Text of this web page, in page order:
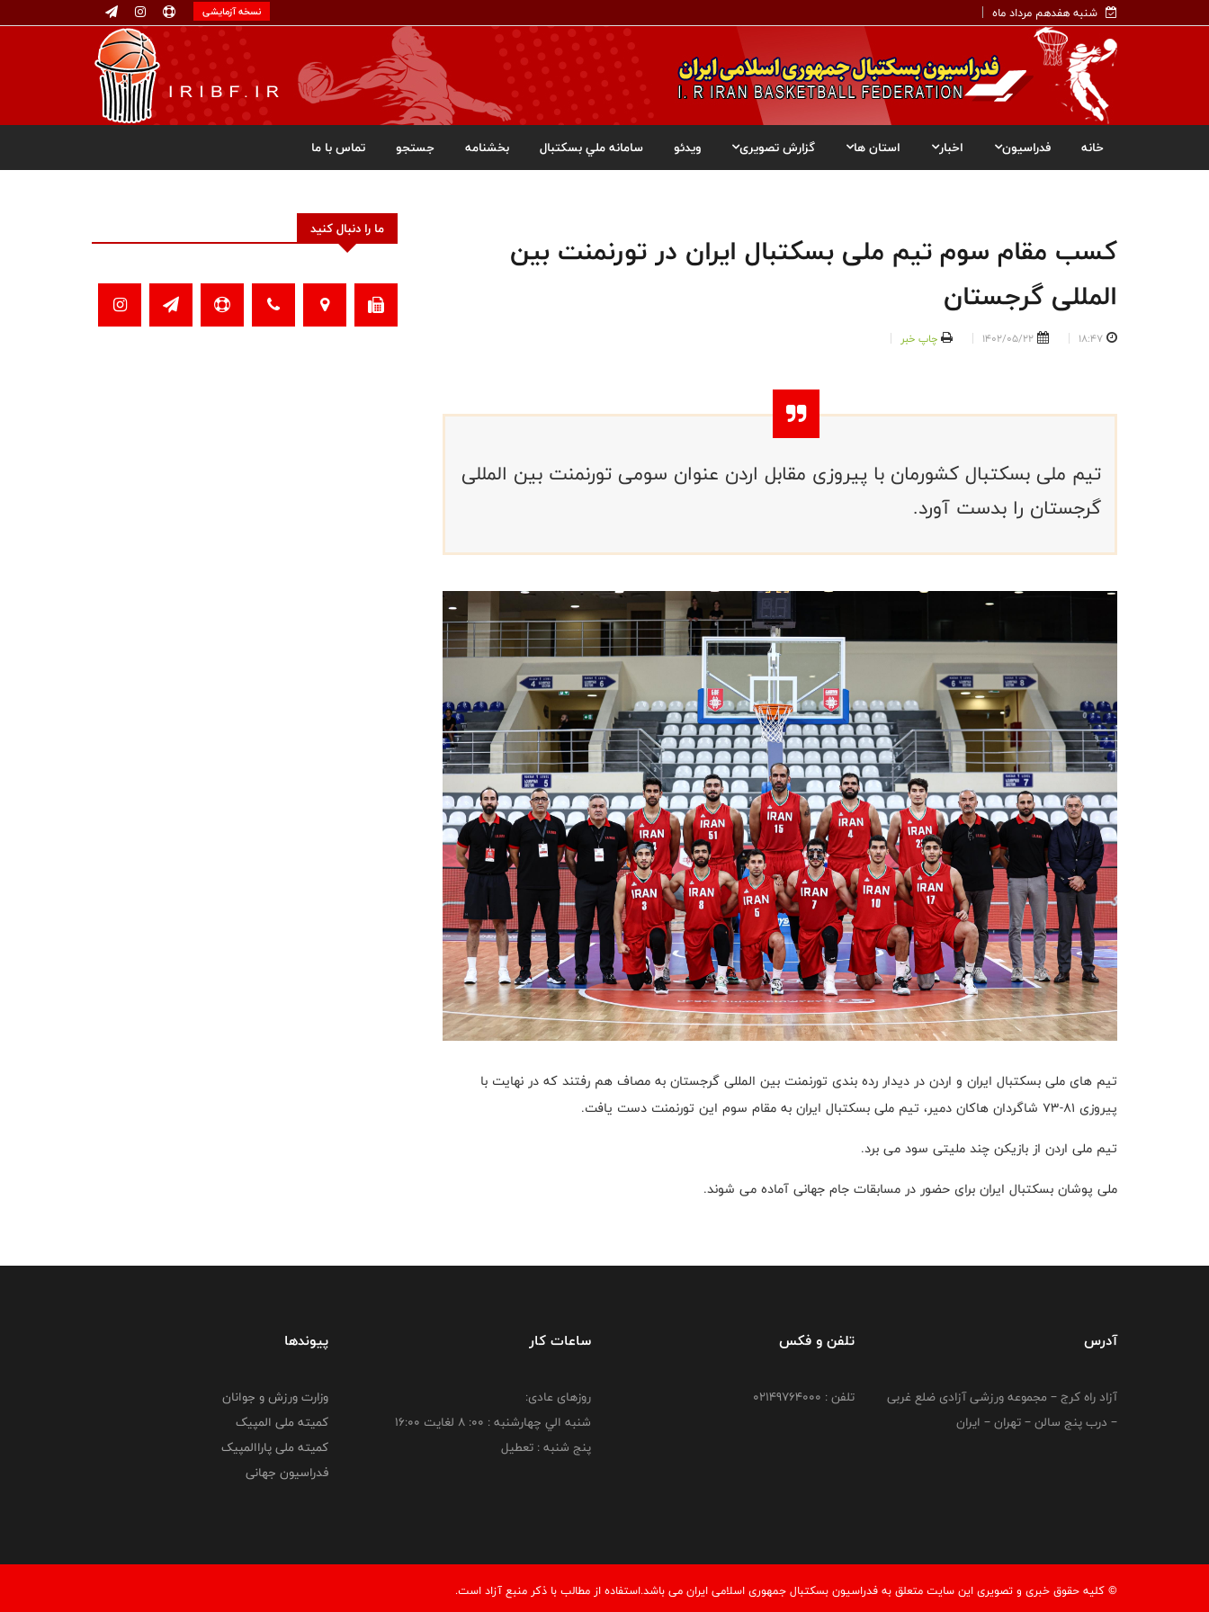
شنبه هفدهم مرداد ماه نسخه آزمایشی
خانه فدراسیون اخبار استان ها گزارش تصویری ویدئو سامانه ملي بسکتبال بخشنامه جستجو تماس با ما
کسب مقام سوم تیم ملی بسکتبال ایران در تورنمنت بین
المللی گرجستان
18:47
1402/05/22 چاپ خبر
تیم ملی بسکتبال کشورمان با پیروزی مقابل اردن عنوان سومی تورنمنت بین المللی
گرجستان را بدست آورد.
تیم های ملی بسکتبال ایران و اردن در دیدار رده بندی تورنمنت بین المللی گرجستان به مصاف هم رفتند که در نهایت با
پیروزی ۸۱-۷۳ شاگردان هاکان دمیر، تیم ملی بسکتبال ایران به مقام سوم این تورنمنت دست یافت.
تیم ملی اردن از بازیکن چند ملیتی سود می برد.
ملی پوشان بسکتبال ایران برای حضور در مسابقات جام جهانی آماده می شوند.
ما را دنبال کنید
آدرس
آزاد راه کرج – مجموعه ورزشی آزادی ضلع غربی
– درب پنج سالن – تهران – ایران
تلفن و فکس
تلفن : 02149764000
ساعات کار
روزهای عادی:
شنبه الي چهارشنبه : 00: 8 لغايت 16:00
پنج شنبه : تعطیل
پیوندها
وزارت ورزش و جوانان
کمیته ملی المپیک
کمیته ملی پاراالمپیک
فدراسیون جهانی
© کليه حقوق خبری و تصويری اين سايت متعلق به فدراسیون بسکتبال جمهوری اسلامی ایران می باشد.استفاده از مطالب با ذكر منبع آزاد است.